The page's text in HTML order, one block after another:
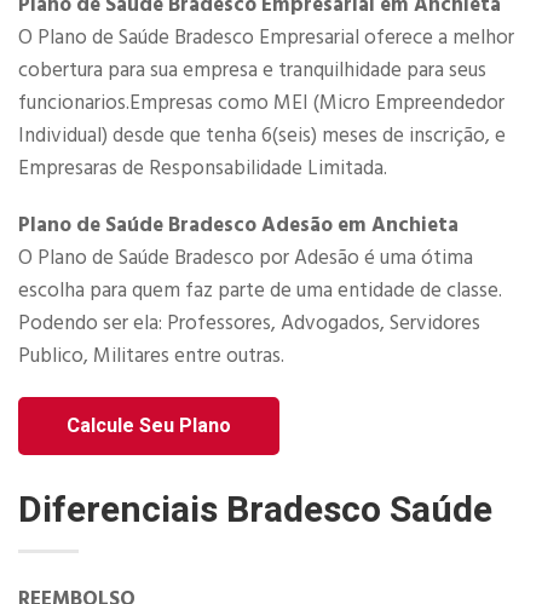
O Plano de Saúde Bradesco Empresarial​ oferece a melhor
cobertura para sua empresa e tranquilhidade para seus
funcionarios.Empresas como MEI (Micro Empreendedor
Individual) desde que tenha 6(seis) meses de inscrição, e
Empresaras de Responsabilidade Limitada.​
Plano de Saúde Bradesco Adesão em Anchieta
O Plano de Saúde Bradesco por Adesão é uma ótima
escolha para quem faz parte de uma entidade de classe.
Podendo ser ela: Professores, Advogados, Servidores
Publico, Militares entre outras.
Calcule Seu Plano
Diferenciais Bradesco Saúde